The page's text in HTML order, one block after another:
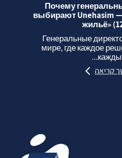
Почему
выбирают Unehasim
жильё»
Генеральные
мире, где каждое
קריאה